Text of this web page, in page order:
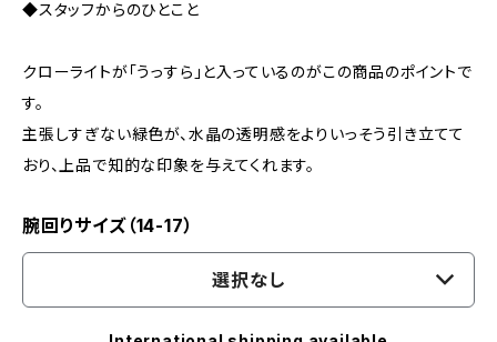
◆スタッフからのひとこと
クローライトが「うっすら」と入っているのがこの商品のポイントで
す。
主張しすぎない緑色が、水晶の透明感をよりいっそう引き立てて
おり、上品で知的な印象を与えてくれます。
腕回りサイズ（14-17）
選択なし